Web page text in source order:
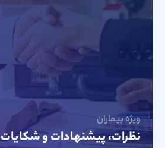
ویژه بیماران
نظرات، پیشنهادات و شکایات